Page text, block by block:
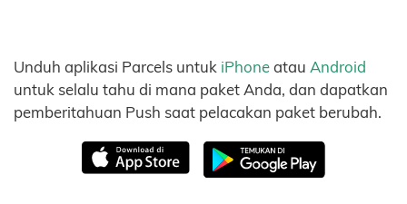
Unduh aplikasi Parcels untuk iPhoneatau Android
untuk selalu tahu di mana paket Anda, dan dapatkan
pemberitahuan Push saat pelacakan paket berubah.